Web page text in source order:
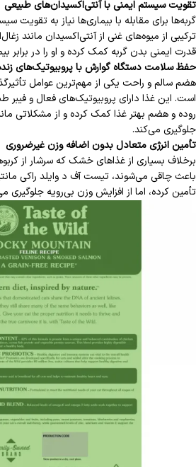
تقویت سیستم ایمنی با آنتی‌اکسیدان‌های طبیعی
گربه‌ها برای مقابله با بیماری‌ها نیاز به تقویت
ترکیبی از میوه‌های غنی از آنتی‌اکسیدان مانند
قدرت ایمنی بدن گربه کمک کرده و او را در برابر
حفظ سلامت دستگاه گوارش با پروبیوتیک‌های
هضم سالم و راحت یکی از مهم‌ترین عوامل
است. این غذا دارای پروبیوتیک‌های فعال و فیبر
روده و هضم بهتر غذا کمک کرده و از مشکلاتی
جلوگیری می‌کند.
تأمین انرژی متعادل بدون اضافه وزن غیرضروری
برخلاف بسیاری از غذاهای خشک که سرشار از
باعث چاقی می‌شوند، تیست آف د وایلد راکی مانتین
تأمین کرده، اما از افزایش وزن بی‌رویه جلوگیری